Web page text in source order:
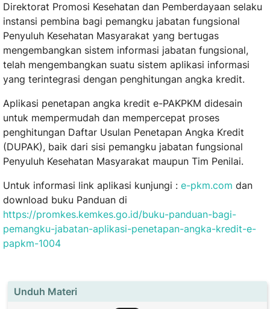
Direktorat Promosi Kesehatan dan Pemberdayaan selaku
instansi pembina bagi pemangku jabatan fungsional
Penyuluh Kesehatan Masyarakat yang bertugas
mengembangkan sistem informasi jabatan fungsional,
telah mengembangkan suatu sistem aplikasi informasi
yang terintegrasi dengan penghitungan angka kredit.
Aplikasi penetapan angka kredit e-PAKPKM didesain
untuk mempermudah dan mempercepat proses
penghitungan Daftar Usulan Penetapan Angka Kredit
(DUPAK), baik dari sisi pemangku jabatan fungsional
Penyuluh Kesehatan Masyarakat maupun Tim Penilai.
Untuk informasi link aplikasi kunjungi : e-pkm.com dan
download buku Panduan di
https://promkes.kemkes.go.id/buku-panduan-bagi-
pemangku-jabatan-aplikasi-penetapan-angka-kredit-e-
papkm-1004
Unduh Materi